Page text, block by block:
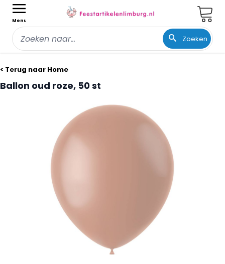
Menu
Zoeken
< Terug naar Home
Ballon oud roze, 50 st